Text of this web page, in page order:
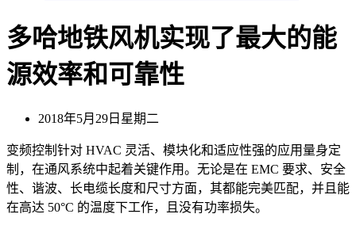
多哈地铁风机实现了最大的能
源效率和可靠性
2018年5月29日星期二
变频控制针对 HVAC 灵活、模块化和适应性强的应用量身定
制，在通风系统中起着关键作用。无论是在 EMC 要求、安全
性、谐波、长电缆长度和尺寸方面，其都能完美匹配，并且能
在高达 50°C 的温度下工作，且没有功率损失。